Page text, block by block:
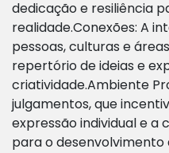
dedicação e resiliência
realidade.Conexões: A
pessoas, culturas e
repertório de ideias e
criatividade.Ambiente
julgamentos, que
expressão individual e
para o desenvolvimento